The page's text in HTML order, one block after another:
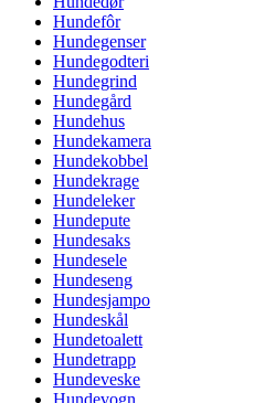
Hundefôr
Hundegenser
Hundegodteri
Hundegrind
Hundegård
Hundehus
Hundekamera
Hundekobbel
Hundekrage
Hundeleker
Hundepute
Hundesaks
Hundesele
Hundeseng
Hundesjampo
Hundeskål
Hundetoalett
Hundetrapp
Hundeveske
Hundevogn